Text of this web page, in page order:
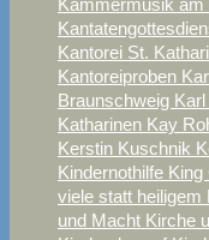
Kammermusik am
Kantorei St.
Kantoreiproben
Braunschweig
Katharinen Kay
Kerstin Kuschnik
Kindernothilfe King
viele statt heiligem
und Macht Kirche